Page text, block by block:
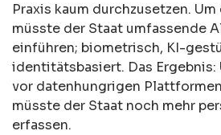
Praxis kaum durchzusetzen.
müsste der Staat umfassende
einführen; biometrisch, KI-
identitätsbasiert. Das
vor datenhungrigen
müsste der Staat noch mehr
erfassen.